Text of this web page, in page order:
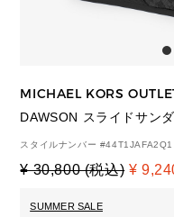
MICHAEL KORS
DAWSON スライドサン
スタイルナンバー #44T1JAFA2Q1
¥ 30,800 (税込) ¥
SUMMER SALE